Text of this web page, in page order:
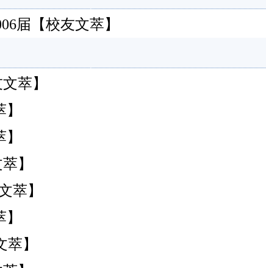
届【校友文萃】
萃】
】
萃】
】